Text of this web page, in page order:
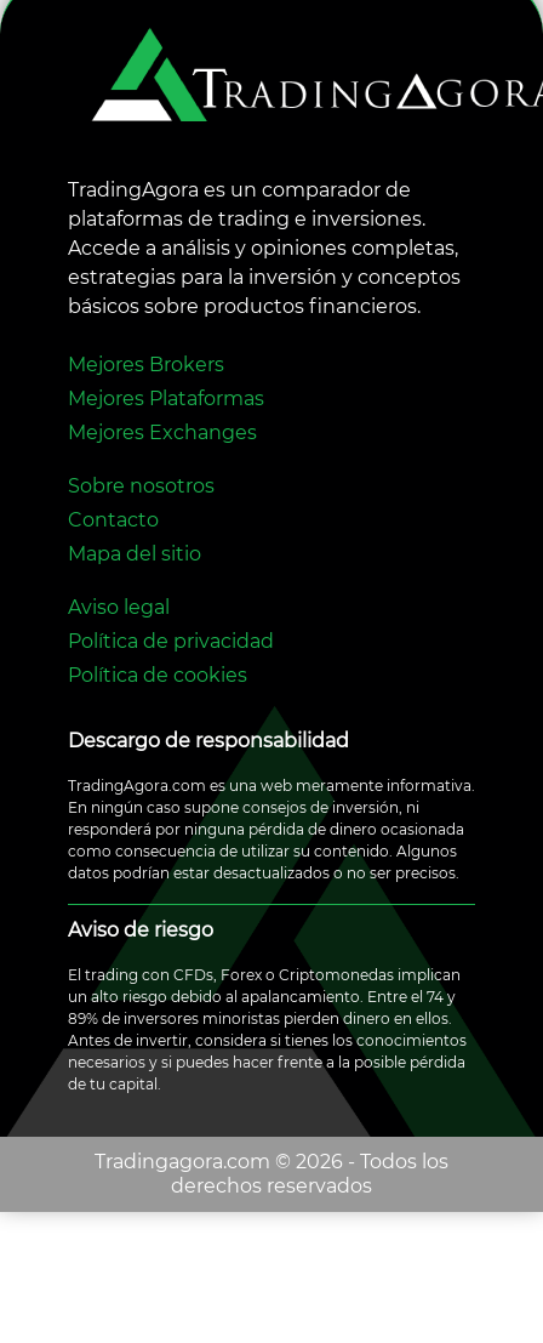
TradingAgora es un comparador de
plataformas de trading e inversiones.
Accede a análisis y opiniones completas,
estrategias para la inversión y conceptos
básicos sobre productos financieros.
Mejores Brokers
Mejores Plataformas
Mejores Exchanges
Sobre nosotros
Contacto
Mapa del sitio
Aviso legal
Política de privacidad
Política de cookies
Descargo de responsabilidad
TradingAgora.com es una web meramente informativa.
En ningún caso supone consejos de inversión, ni
responderá por ninguna pérdida de dinero ocasionada
como consecuencia de utilizar su contenido. Algunos
datos podrían estar desactualizados o no ser precisos.
Aviso de riesgo
El trading con CFDs, Forex o Criptomonedas implican
un alto riesgo debido al apalancamiento. Entre el 74 y
89% de inversores minoristas pierden dinero en ellos.
Antes de invertir, considera si tienes los conocimientos
necesarios y si puedes hacer frente a la posible pérdida
de tu capital.
Tradingagora.com ©️ 2026 - Todos los
derechos reservados